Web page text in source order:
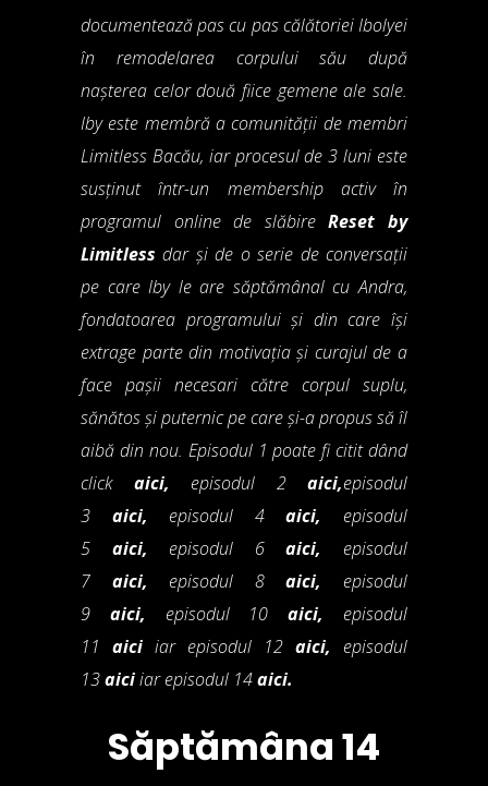
documentează pas cu pas călătoriei Ibolyei
în remodelarea corpului său după
nașterea celor două fiice gemene ale sale.
Iby este membră a comunității de membri
Limitless Bacău, iar procesul de 3 luni este
susținut într-un membership activ în
programul online de slăbireReset by
Limitless dar și de o serie de conversații
pe care Iby le are săptămânal cu Andra,
fondatoarea programului și din care își
extrage parte din motivația și curajul de a
face pașii necesari către corpul suplu,
sănătos și puternic pe care și-a propus să îl
aibă din nou. Episodul 1 poate fi citit dând
click aici, episodul 2 aici,episodul
3
aici, episodul 4 aici, episodul
5 aici, episodul 6aici,
episodul
7
aici, episodul 8 aici,
episodul
9 aici, episodul 10 aici,
episodul
11 aici iar episodul 12 aici, episodul
13aiciiar episodul 14aici.
Săptămâna 14